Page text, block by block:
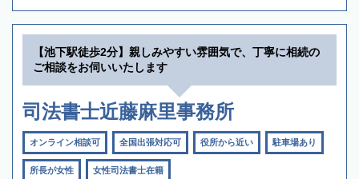
【池下駅徒歩2分】親しみやすい雰囲気で、丁寧に相続の
ご相談をお伺いいたします
司法書士近藤麻里事務所
オンライン相談可 全国出張対応可 役所から近い 駐車場あり
所長が女性 女性司法書士在籍